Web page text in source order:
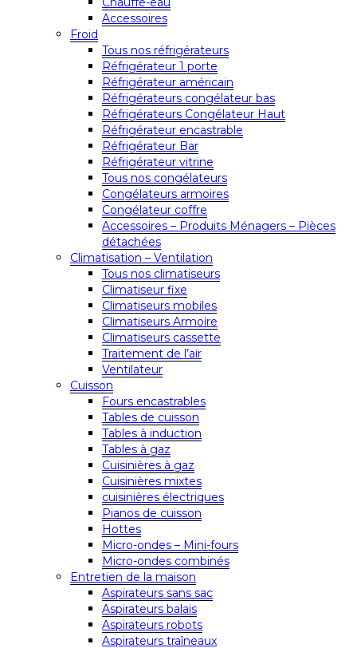
Accessoires
Froid
Tous nos réfrigérateurs
Réfrigérateur 1 porte
Réfrigérateur américain
Réfrigérateurs congélateur bas
Réfrigérateurs Congélateur Haut
Réfrigérateur encastrable
Réfrigérateur Bar
Réfrigérateur vitrine
Tous nos congélateurs
Congélateurs armoires
Congélateur coffre
Accessoires – Produits Ménagers – Pièces
détachées
Climatisation – Ventilation
Tous nos climatiseurs
Climatiseur fixe
Climatiseurs mobiles
Climatiseurs Armoire
Climatiseurs cassette
Traitement de l’air
Ventilateur
Cuisson
Fours encastrables
Tables de cuisson
Tables à induction
Tables à gaz
Cuisinières à gaz
Cuisinières mixtes
cuisinières électriques
Pianos de cuisson
Hottes
Micro-ondes – Mini-fours
Micro-ondes combinés
Entretien de la maison
Aspirateurs sans sac
Aspirateurs balais
Aspirateurs robots
Aspirateurs traîneaux